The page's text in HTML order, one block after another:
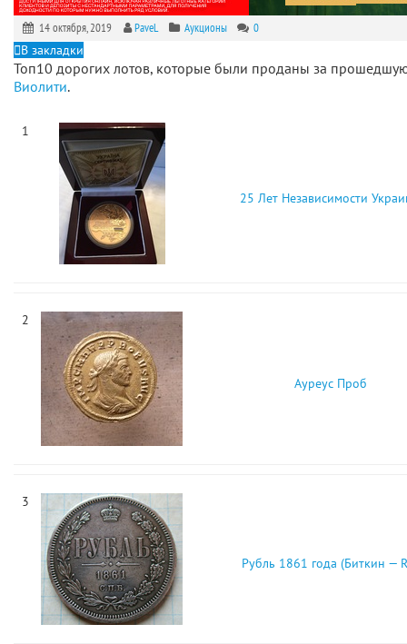
14 октября, 2019 PaveL Аукционы 0
В закладки
Топ10 дорогих лотов, которые были проданы за
Виолити.
1
25 Лет Независимости
2
Ауреус Проб
3
Рубль 1861 года (Биткин —